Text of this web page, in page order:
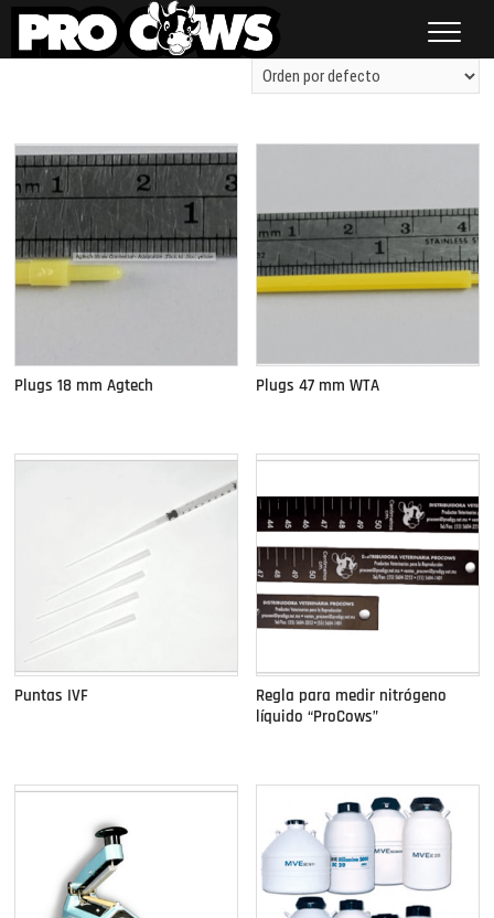
Saltar
contenido
Plugs 18 mm Agtech Plugs 47 mm WTA
Puntas IVF
Regla para medir nitrógeno
líquido “ProCows”